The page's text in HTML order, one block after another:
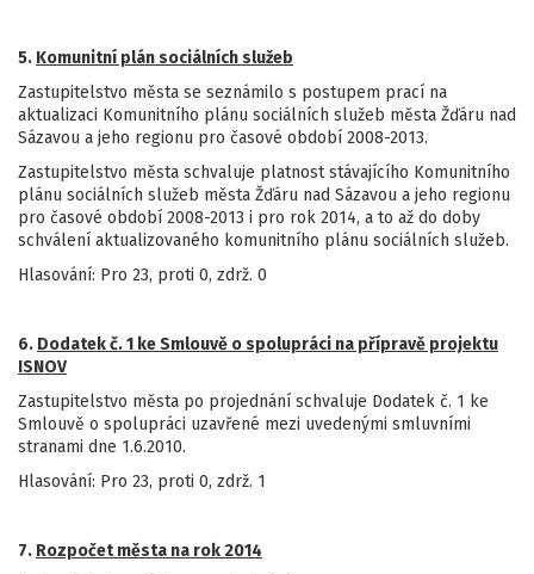
5. Komunitní plán sociálních služeb
Zastupitelstvo města se seznámilo s postupem prací na
aktualizaci Komunitního plánu sociálních služeb města Žďáru nad
Sázavou a jeho regionu pro časové období 2008-2013.
Zastupitelstvo města schvaluje platnost stávajícího Komunitního
plánu sociálních služeb města Žďáru nad Sázavou a jeho regionu
pro časové období 2008-2013 i pro rok 2014, a to až do doby
schválení aktualizovaného komunitního plánu sociálních služeb.
Hlasování: Pro 23, proti 0, zdrž. 0
6. Dodatek č. 1 ke Smlouvě o spolupráci na přípravě projektu
ISNOV
Zastupitelstvo města po projednání schvaluje Dodatek č. 1 ke
Smlouvě o spolupráci uzavřené mezi uvedenými smluvními
stranami dne 1.6.2010.
Hlasování: Pro 23, proti 0, zdrž. 1
7. Rozpočet města na rok 2014